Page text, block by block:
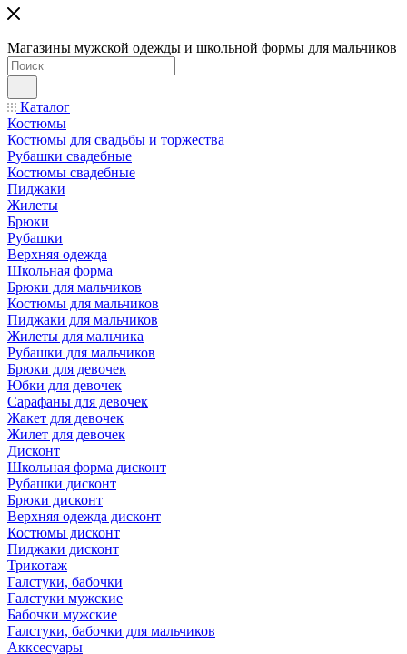
Магазины мужской одежды и школьной формы для мальчиков
Каталог
Костюмы
Костюмы для свадьбы и торжества
Рубашки свадебные
Костюмы свадебные
Пиджаки
Жилеты
Брюки
Рубашки
Верхняя одежда
Школьная форма
Брюки для мальчиков
Костюмы для мальчиков
Пиджаки для мальчиков
Жилеты для мальчика
Рубашки для мальчиков
Брюки для девочек
Юбки для девочек
Сарафаны для девочек
Жакет для девочек
Жилет для девочек
Дисконт
Школьная форма дисконт
Рубашки дисконт
Брюки дисконт
Верхняя одежда дисконт
Костюмы дисконт
Пиджаки дисконт
Трикотаж
Галстуки, бабочки
Галстуки мужские
Бабочки мужские
Галстуки, бабочки для мальчиков
Акксесуары